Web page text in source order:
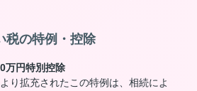
税の特例・控除
万円特別控除
り拡充されたこの特例は、相続によ